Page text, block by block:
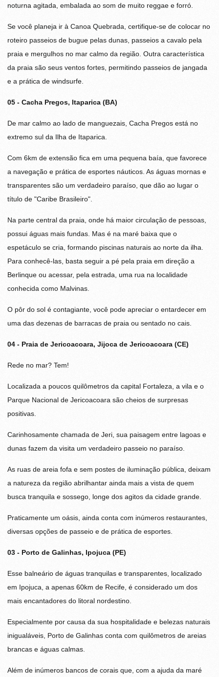
noturna agitada, embalada ao som de muito reggae e forró.
Se você planeja ir à Canoa Quebrada, certifique-se de colocar no
roteiro passeios de bugue pelas dunas, passeios a cavalo pela
praia e mergulhos no mar calmo da região. Outra característica
da praia são seus ventos fortes, permitindo passeios de jangada
e a prática de windsurfe.
05 - Cacha Pregos, Itaparica (BA)
De mar calmo ao lado de manguezais, Cacha Pregos está no
extremo sul da Ilha de Itaparica.
Com 6km de extensão fica em uma pequena baía, que favorece
a navegação e prática de esportes náuticos. As águas mornas e
transparentes são um verdadeiro paraíso, que dão ao lugar o
título de "Caribe Brasileiro".
Na parte central da praia, onde há maior circulação de pessoas,
possui águas mais fundas. Mas é na maré baixa que o
espetáculo se cria, formando piscinas naturais ao norte da ilha.
Para conhecê-las, basta seguir a pé pela praia em direção a
Berlinque ou acessar, pela estrada, uma rua na localidade
conhecida como Malvinas.
O pôr do sol é contagiante, você pode apreciar o entardecer em
uma das dezenas de barracas de praia ou sentado no cais.
04 - Praia de Jericoacoara, Jijoca de Jericoacoara (CE)
Rede no mar? Tem!
Localizada a poucos quilômetros da capital Fortaleza, a vila e o
Parque Nacional de Jericoacoara são cheios de surpresas
positivas.
Carinhosamente chamada de Jeri, sua paisagem entre lagoas e
dunas fazem da visita um verdadeiro passeio no paraíso.
As ruas de areia fofa e sem postes de iluminação pública, deixam
a natureza da região abrilhantar ainda mais a vista de quem
busca tranquila e sossego, longe dos agitos da cidade grande.
Praticamente um oásis, ainda conta com inúmeros restaurantes,
diversas opções de passeio e de prática de esportes.
03 - Porto de Galinhas, Ipojuca (PE)
Esse balneário de águas tranquilas e transparentes, localizado
em Ipojuca, a apenas 60km de Recife, é considerado um dos
mais encantadores do litoral nordestino.
Especialmente por causa da sua hospitalidade e belezas naturais
inigualáveis, Porto de Galinhas conta com quilômetros de areias
brancas e águas calmas.
Além de inúmeros bancos de corais que, com a ajuda da maré